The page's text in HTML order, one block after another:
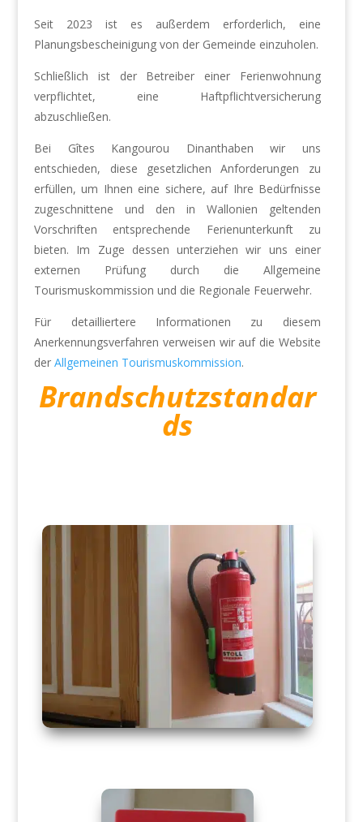
Seit 2023 ist es außerdem erforderlich, eine
Planungsbescheinigung von der Gemeinde einzuholen.
Schließlich ist der Betreiber einer Ferienwohnung
verpflichtet, eine Haftpflichtversicherung
abzuschließen.
Bei Gîtes Kangourou Dinanthaben wir uns
entschieden, diese gesetzlichen Anforderungen zu
erfüllen, um Ihnen eine sichere, auf Ihre Bedürfnisse
zugeschnittene und den in Wallonien geltenden
Vorschriften entsprechende Ferienunterkunft zu
bieten. Im Zuge dessen unterziehen wir uns einer
externen Prüfung durch die Allgemeine
Tourismuskommission und die Regionale Feuerwehr.
Für detailliertere Informationen zu diesem
Anerkennungsverfahren verweisen wir auf die Website
derAllgemeinen Tourismuskommission.
Brandschutzstandar
ds